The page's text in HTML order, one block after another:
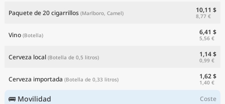
Paquete de 20 cigarrillos (Marlboro, Camel) 10,11 $
8,77 €
Vino (Botella) 6,41 $
5,56 €
Cerveza local (Botella de 0,5 litros) 1,14 $
0,99 €
Cerveza importada (Botella de 0,33 litros) 1,62 $
1,40 €
🚌 Movilidad Coste